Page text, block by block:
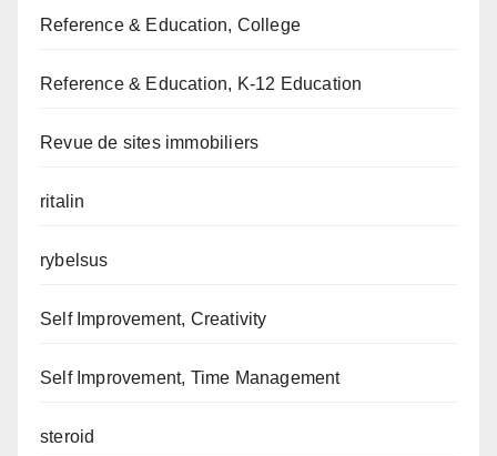
Reference & Education, College
Reference & Education, K-12 Education
Revue de sites immobiliers
ritalin
rybelsus
Self Improvement, Creativity
Self Improvement, Time Management
steroid